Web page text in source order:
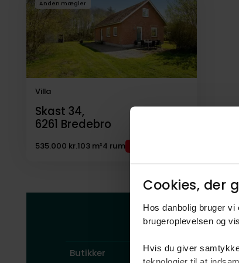
Cookies, der
Hos danbolig bruger
brugeroplevelsen og
Hvis du giver
til
salg
Anden mægler
Villa
Skast 34,
6261 Bredebro
535.000 kr.103 m²4 rum
Her finder du
Butikker